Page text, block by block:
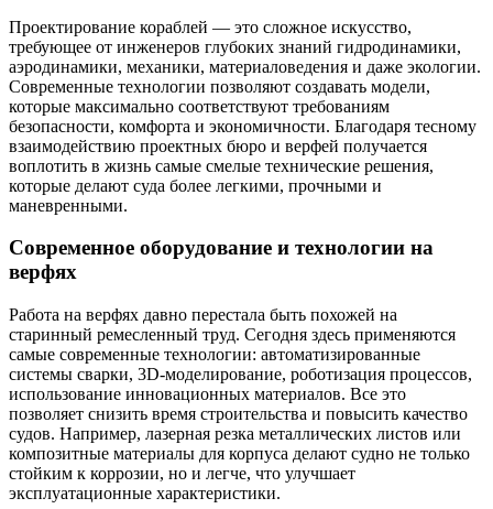
Проектирование кораблей — это сложное искусство,
требующее от инженеров глубоких знаний гидродинамики,
аэродинамики, механики, материаловедения и даже экологии.
Современные технологии позволяют создавать модели,
которые максимально соответствуют требованиям
безопасности, комфорта и экономичности. Благодаря тесному
взаимодействию проектных бюро и верфей получается
воплотить в жизнь самые смелые технические решения,
которые делают суда более легкими, прочными и
маневренными.
Современное оборудование и технологии на
верфях
Работа на верфях давно перестала быть похожей на
старинный ремесленный труд. Сегодня здесь применяются
самые современные технологии: автоматизированные
системы сварки, 3D-моделирование, роботизация процессов,
использование инновационных материалов. Все это
позволяет снизить время строительства и повысить качество
судов. Например, лазерная резка металлических листов или
композитные материалы для корпуса делают судно не только
стойким к коррозии, но и легче, что улучшает
эксплуатационные характеристики.